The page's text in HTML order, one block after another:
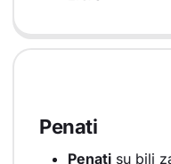
Penati
Penati su bili